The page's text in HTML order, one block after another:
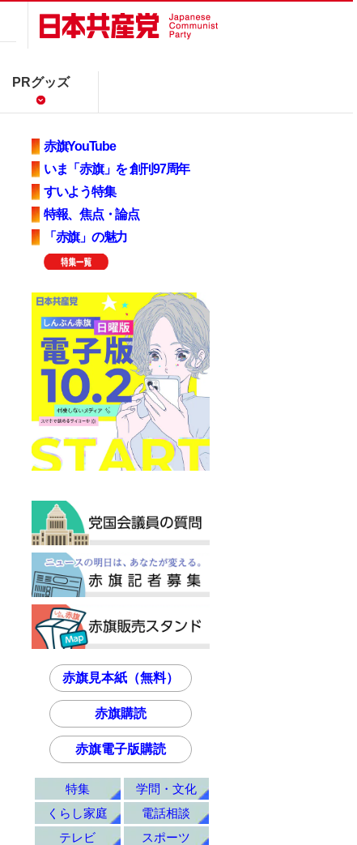
PRグッズ
赤旗YouTube
いま「赤旗」を 創刊97周年
すいよう特集
特報、焦点・論点
「赤旗」の魅力
赤旗見本紙（無料）
赤旗購読
赤旗電子版購読
特集
学問・文化
くらし家庭
電話相談
テレビ
スポーツ